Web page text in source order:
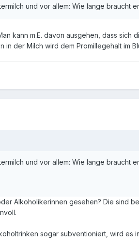
und vor allem: Wie lange braucht
kann m.E. davon ausgehen, dass
in der Milch wird dem Promillegehalt im
und vor allem: Wie lange braucht
Alkoholikerinnen gesehen? Die sind
sogar subventioniert, wird es